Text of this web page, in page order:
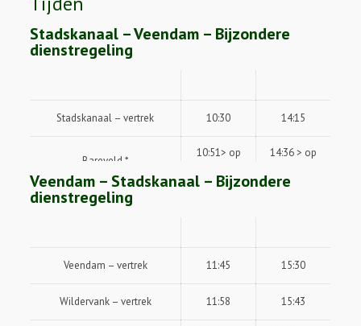
Stadskanaal – Veendam – Bijzondere
dienstregeling
Stadskanaal – vertrek 10:30 14:15
Bareveld *
10:51> op
14:36 > op
Wildervank – vertrek
Veendam – Stadskanaal – Bijzondere
dienstregeling
Veendam – vertrek 11:45 15:30
Wildervank – vertrek 11:58 15:43